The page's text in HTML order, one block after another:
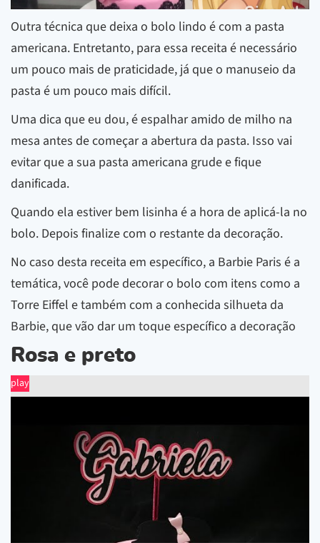
Outra técnica que deixa o bolo lindo é com a pasta
americana. Entretanto, para essa receita é necessário
um pouco mais de praticidade, já que o manuseio da
pasta é um pouco mais difícil.
Uma dica que eu dou, é espalhar amido de milho na
mesa antes de começar a abertura da pasta. Isso vai
evitar que a sua pasta americana grude e fique
danificada.
Quando ela estiver bem lisinha é a hora de aplicá-la no
bolo. Depois finalize com o restante da decoração.
No caso desta receita em específico, a Barbie Paris é a
temática, você pode decorar o bolo com itens como a
Torre Eiffel e também com a conhecida silhueta da
Barbie, que vão dar um toque específico a decoração
Rosa e preto
play